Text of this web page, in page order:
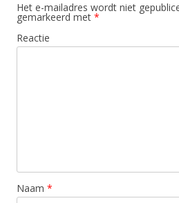
Het e-mailadres wordt niet
gemarkeerd met *
Reactie
Naam *